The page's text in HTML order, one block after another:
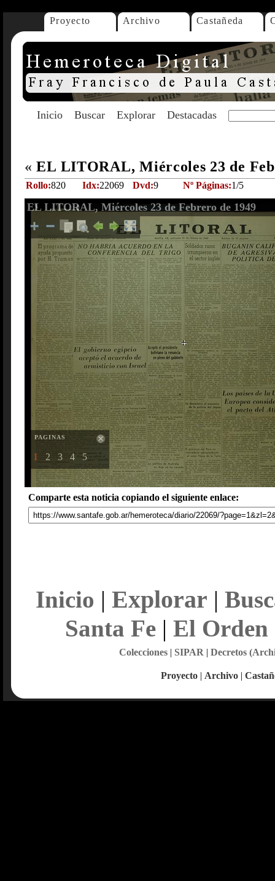
Proyecto Archivo Castañeda
Inicio Buscar Explorar Destacadas
« EL LITORAL, Miércoles 23 de
Rollo:820 Idx:22069 Dvd:9 Nº Páginas:1/5
EL LITORAL, Miércoles 23 de Febrero de 1949
PAGINAS
1 2 3 4 5
Comparte esta noticia copiando el siguiente enlace:
Inicio | Explorar |
Santa Fe| El Orden
Colecciones| SIPAR | Decretos
Proyecto | Archivo |